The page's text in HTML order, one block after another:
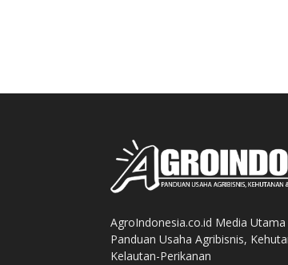
AgroIndonesia.co.id Media
Panduan Usaha Agribisnis,
Kelautan-Perikanan